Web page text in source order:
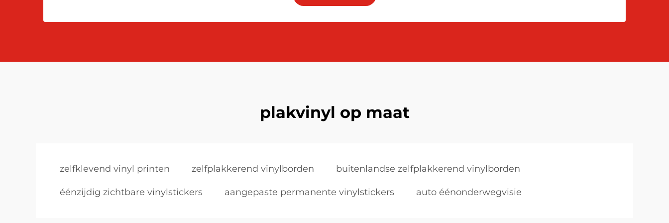
plakvinyl op maat
zelfklevend vinyl printen zelfplakkerend vinylborden buitenlandse zelfplakkerend vinylborden
éénzijdig zichtbare vinylstickers aangepaste permanente vinylstickers auto éénonderwegvisie